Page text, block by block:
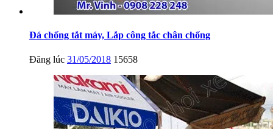
Đá chống tắt máy, Lắp công tắc chân chống
Đăng lúc 31/05/2018 15658